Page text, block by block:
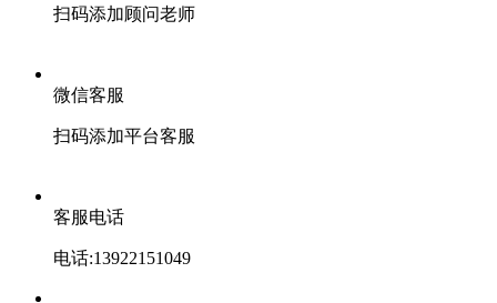
扫码添加顾问老师
微信客服
扫码添加平台客服
客服电话
电话:13922151049